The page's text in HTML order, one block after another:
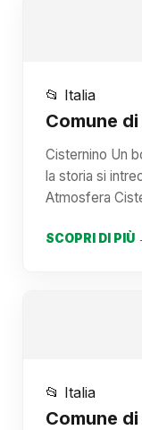
📂 Italia
Comune
Cisternino Un
la storia si
Atmosfera
SCOPRI DI PIÙ
📂 Italia
Comune